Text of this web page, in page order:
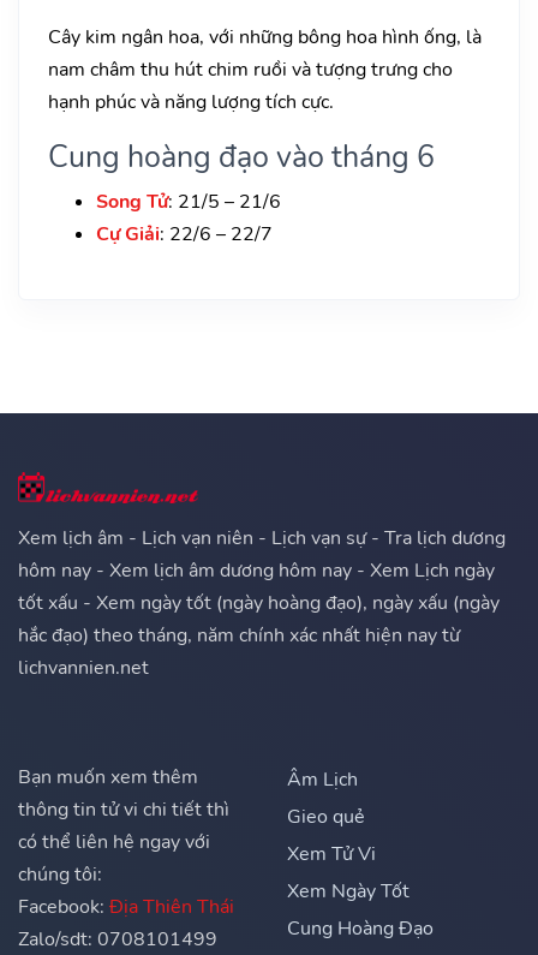
Cây kim ngân hoa, với những bông hoa hình ống, là
nam châm thu hút chim ruồi và tượng trưng cho
hạnh phúc và năng lượng tích cực.
Cung hoàng đạo vào tháng 6
Song Tử: 21/5 – 21/6
Cự Giải: 22/6 – 22/7
Xem lịch âm - Lịch vạn niên - Lịch vạn sự - Tra lịch dương
hôm nay - Xem lịch âm dương hôm nay - Xem Lịch ngày
tốt xấu - Xem ngày tốt (ngày hoàng đạo), ngày xấu (ngày
hắc đạo) theo tháng, năm chính xác nhất hiện nay từ
lichvannien.net
Bạn muốn xem thêm
thông tin tử vi chi tiết thì
có thể liên hệ ngay với
chúng tôi:
Facebook: Địa Thiên Thái
Zalo/sdt: 0708101499
Âm Lịch
Gieo quẻ
Xem Tử Vi
Xem Ngày Tốt
Cung Hoàng Đạo